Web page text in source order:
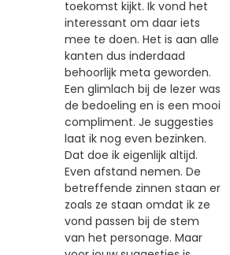
toekomst kijkt. Ik vond het
interessant om daar iets
mee te doen. Het is aan alle
kanten dus inderdaad
behoorlijk meta geworden.
Een glimlach bij de lezer was
de bedoeling en is een mooi
compliment. Je suggesties
laat ik nog even bezinken.
Dat doe ik eigenlijk altijd.
Even afstand nemen. De
betreffende zinnen staan er
zoals ze staan omdat ik ze
vond passen bij de stem
van het personage. Maar